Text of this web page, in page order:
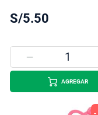
S/5.50
AGREGAR